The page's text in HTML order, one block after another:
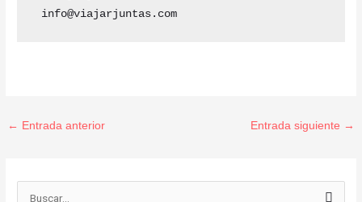
info@viajarjuntas.com
← Entrada anterior Entrada siguiente →